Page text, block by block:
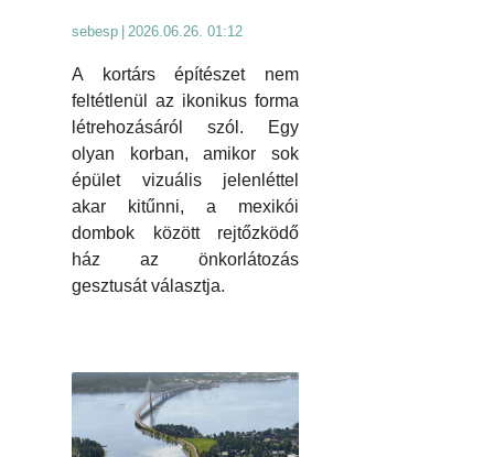
sebesp 2026.06.26. 01:12
A kortárs építészet nem
feltétlenül az ikonikus forma
létrehozásáról szól. Egy
olyan korban, amikor sok
épület vizuális jelenléttel
akar kitűnni, a mexikói
dombok között rejtőzködő
ház az önkorlátozás
gesztusát választja.